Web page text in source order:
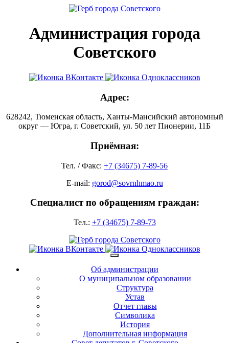
Администрация города
Советского
Адрес:
628242, Тюменская область, Ханты-Мансийский автономный
округ — Югра, г. Советский, ул. 50 лет Пионерии, 11Б
Приёмная:
Тел. / Факс: +7 (34675) 7-89-56
E-mail: gorod@sovrnhmao.ru
Специалист по обращениям граждан:
Тел.: +7 (34675) 7-89-73
Об администрации
О муниципальном образовании
Структура
Устав
Отчет главы
Символика
История
Дополнительная информация